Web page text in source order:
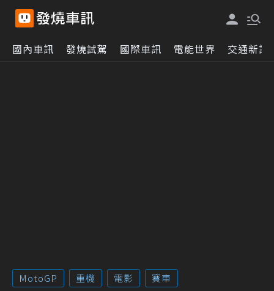
國內車訊 發燒試駕 國際車訊 電能世界 交通新訊
MotoGP 重機 電影 賽車